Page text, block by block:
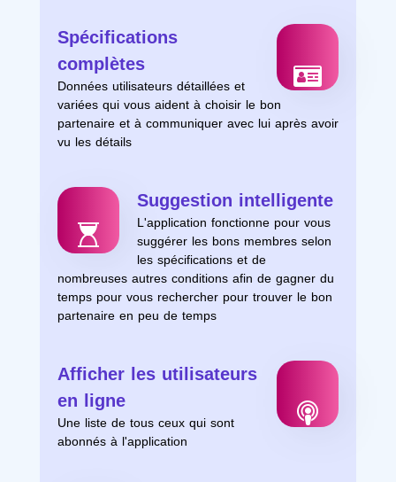
Spécifications
complètes
Données utilisateurs détaillées et
variées qui vous aident à choisir le bon
partenaire et à communiquer avec lui après avoir
vu les détails
Suggestion intelligente
L'application fonctionne pour vous
suggérer les bons membres selon
les spécifications et de
nombreuses autres conditions afin de gagner du
temps pour vous rechercher pour trouver le bon
partenaire en peu de temps
Afficher les utilisateurs
en ligne
Une liste de tous ceux qui sont
abonnés à l'application